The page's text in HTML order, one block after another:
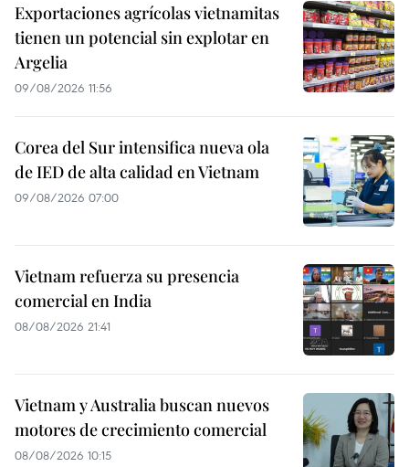
Exportaciones agrícolas vietnamitas
tienen un potencial sin explotar en
Argelia
09/08/2026 11:56
Corea del Sur intensifica nueva ola
de IED de alta calidad en Vietnam
09/08/2026 07:00
Vietnam refuerza su presencia
comercial en India
08/08/2026 21:41
Vietnam y Australia buscan nuevos
motores de crecimiento comercial
08/08/2026 10:15